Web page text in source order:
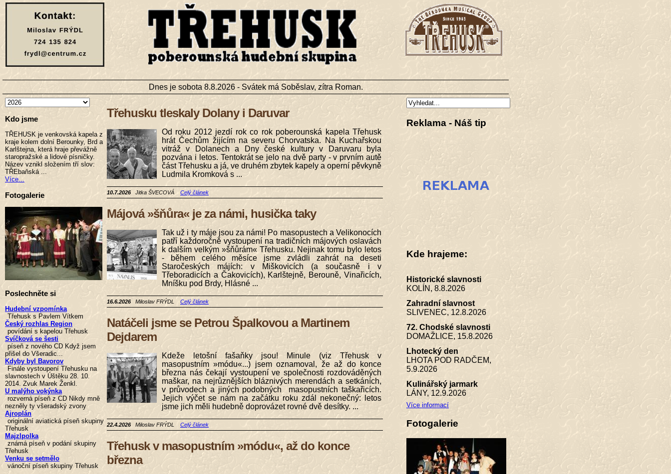
Dnes je sobota 8.8.2026 - Svátek má Soběslav, zí­tra Roman.
Třehusku tleskaly Dolany i Daruvar
Od roku 2012 jezdí rok co rok poberounská kapela Třehusk
hrát Čechům žijícím na severu Chorvatska. Na Kuchařskou
vitráž v Dolanech a Dny české kultury v Daruvaru byla
pozvána i letos. Tentokrát se jelo na dvě party - v prvním autě
část Třehusku a já, ve druhém zbytek kapely a operní pěvkyně
Ludmila Kromková s ...
10.7.2026 Jitka ŠVECOVÁ Celý článek
Májová »šňůra« je za námi, husička taky
Tak už i ty máje jsou za námi! Po masopustech a Velikonocích
patří každoročně vystoupení na tradičních májových oslavách
k dalším velkým »šňůrám« Třehusku. Nejinak tomu bylo letos
- během celého měsíce jsme zvládli zahrát na deseti
Staročeských májích: v Miškovicích (a současně i v
Třeboradicích a Čakovicích), Karlštejně, Berouně, Vinařicích,
Mníšku pod Brdy, Hlásné ...
16.6.2026 Miloslav FRÝDL Celý článek
Natáčeli jsme se Petrou Špalkovou a Martinem
Dejdarem
Kdeže letošní fašaňky jsou! Minule (viz Třehusk v
masopustním »módu«...) jsem oznamoval, že až do konce
března nás čekají vystoupení ve společnosti rozdováděných
maškar, na nejrůznějších bláznivých merendách a setkáních,
v průvodech a jiných podobných masopustních taškařicích.
Jejich výčet se nám na začátku roku zdál nekonečný: letos
jsme jich měli hudebně doprovázet rovné dvě desítky. ...
22.4.2026 Miloslav FRÝDL Celý článek
Třehusk v masopustním »módu«, až do konce
března
Reklama - Náš tip
Kde hrajeme:
Historické slavnosti
KOLÍN, 8.8.2026
Zahradní slavnost
SLIVENEC, 12.8.2026
72. Chodské slavnosti
DOMAŽLICE, 15.8.2026
Lhotecký den
LHOTA POD RADČEM,
5.9.2026
Kulinářský jarmark
LÁNY, 12.9.2026
Více informací
Fotogalerie
Kdo jsme
TŘEHUSK je venkovská kapela z
kraje kolem dolní Berounky, Brd a
Karlštejna, která hraje převážně
staropražské a lidové písničky.
Název vznikl složením tří slov:
TŘEbaňská ...
Více...
Fotogalerie
Poslechněte si
Hudební vzpomínka
Třehusk s Pavlem Vítkem
Český rozhlas Region
povídání s kapelou Třehusk
Svíčková se šesti
píseň z nového CD Když jsem
přišel do Všeradic...
Kdyby byl Bavorov
Finále vystoupení Třehusku na
slavnostech v Úštěku 28. 10.
2014. Zvuk Marek Ženkl.
U malýho vokýnka
rozverná píseň z CD Nikdy mně
nezněly ty všeradský zvony
Ajroplán
originální aviatická píseň skupiny
Třehusk
Majzlpolka
známá píseň v podání skupiny
Třehusk
Venku se setmělo
vánoční píseň skupiny Třehusk